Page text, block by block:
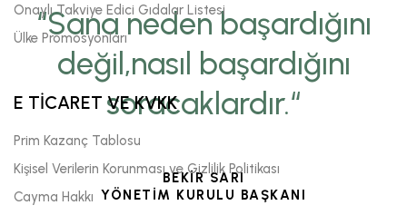
“Sana neden başardığını
değil,nasıl başardığını
soracaklardır.“
BEKİR SARI
YÖNETİM KURULU BAŞKANI
Onaylı Takviye Edici Gıdalar Listesi
Ülke Promosyonları
E TİCARET VE KVKK
Prim Kazanç Tablosu
Kişisel Verilerin Korunması ve Gizlilik Politikası
Cayma Hakkı